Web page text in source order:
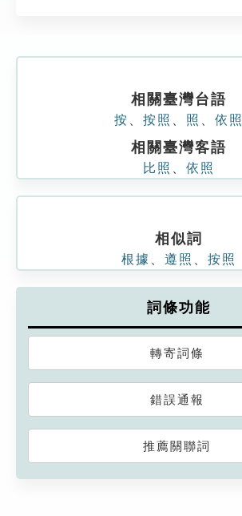
相關臺灣台語
按 按照 照 依照
相關臺灣客語
比照 依照
相似詞
根據 遵照 按照
詞條功能
轉寄詞條
錯誤通報
推薦關聯詞